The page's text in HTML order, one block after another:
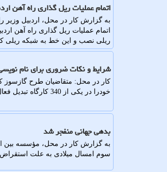
اتمام عملیات ریل گذاری راه آهن
به گزارش کار در محل، اردبیل وزیر
ریلی نصب و این خط به شبکه ریلی
شرایط و نکات ضروری برای نام
کار در محل: متقاضیان طرح گازسوز
خودرا در یکی از 340 کارگاه تبدیل فعال به CNG، گازسوز کنند.
بدهی جهانی منفجر شد
سوم امسال میلادی به علت استقراض دولت ها